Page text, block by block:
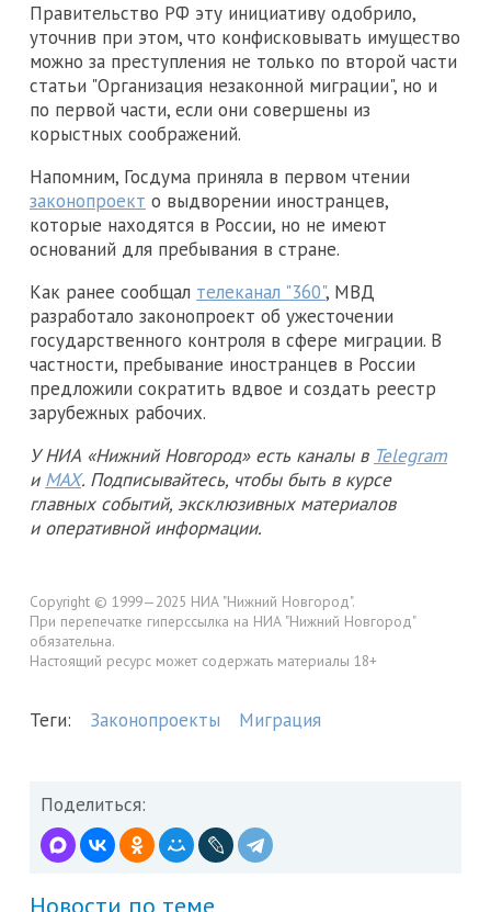
Правительство РФ эту инициативу одобрило,
уточнив при этом, что конфисковывать имущество
можно за преступления не только по второй части
статьи "Организация незаконной миграции", но и
по первой части, если они совершены из
корыстных соображений.
Напомним, Госдума приняла в первом чтении
законопроект о выдворении иностранцев,
которые находятся в России, но не имеют
оснований для пребывания в стране.
Как ранее сообщал телеканал "360", МВД
разработало законопроект об ужесточении
государственного контроля в сфере миграции. В
частности, пребывание иностранцев в России
предложили сократить вдвое и создать реестр
зарубежных рабочих.
У НИА «Нижний Новгород» есть каналы в Telegram
и MAX. Подписывайтесь, чтобы быть в курсе
главных событий, эксклюзивных материалов
и оперативной информации.
Copyright © 1999—2025 НИА "Нижний Новгород".
При перепечатке гиперссылка на НИА "Нижний Новгород"
обязательна.
Настоящий ресурс может содержать материалы 18+
Теги: Законопроекты Миграция
Поделиться:
Новости по теме